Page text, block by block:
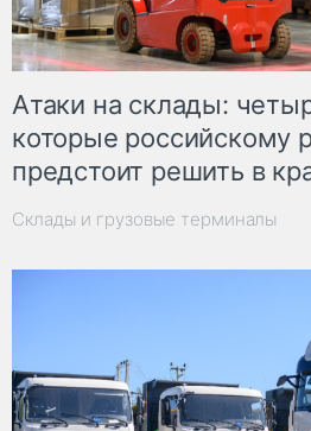
Атаки на склады:
которые российскому
предстоит решить в
Склады и грузовые терминалы